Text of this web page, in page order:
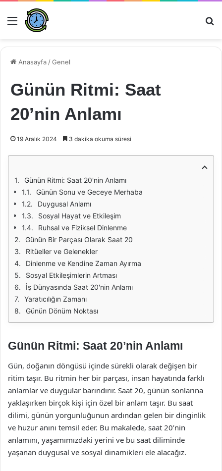
Menü
Anasayfa /Genel
Günün Ritmi: Saat
20’nin Anlamı
19 Aralık 2024 3 dakika okuma süresi
Günün Ritmi: Saat 20'nin Anlamı
Günün Sonu ve Geceye Merhaba
Duygusal Anlamı
Sosyal Hayat ve Etkileşim
Ruhsal ve Fiziksel Dinlenme
Günün Bir Parçası Olarak Saat 20
Ritüeller ve Gelenekler
Dinlenme ve Kendine Zaman Ayırma
Sosyal Etkileşimlerin Artması
İş Dünyasında Saat 20'nin Anlamı
Yaratıcılığın Zamanı
Günün Dönüm Noktası
Günün Ritmi: Saat 20’nin Anlamı
Gün, doğanın döngüsü içinde sürekli olarak değişen bir
ritim taşır. Bu ritmin her bir parçası, insan hayatında farklı
anlamlar ve duygular barındırır. Saat 20, günün sonlarına
yaklaşırken birçok kişi için özel bir anlam taşır. Bu saat
dilimi, günün yorgunluğunun ardından gelen bir dinginlik
ve huzur anını temsil eder. Bu makalede, saat 20’nin
anlamını, yaşamımızdaki yerini ve bu saat diliminde
yaşanan duygusal ve sosyal dinamikleri ele alacağız.